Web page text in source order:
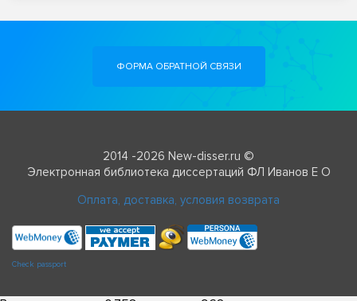
ФОРМА ОБРАТНОЙ СВЯЗИ
2014 -2026 New-disser.ru ©
Электронная библиотека диссертаций ФЛ Иванов Е О
Оплата, доставка, условия возврата
Check passport